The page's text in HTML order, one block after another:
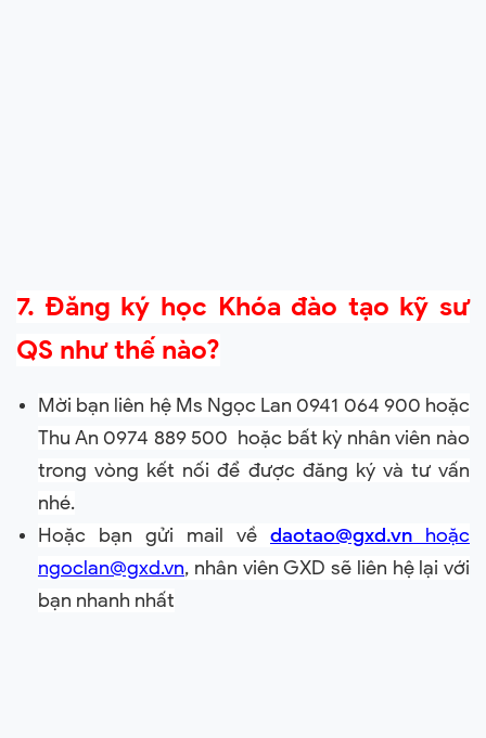
7. Đăng ký học Khóa đào tạo kỹ sư
QS như thế nào?
Mời bạn liên hệ Ms Ngọc Lan 0941 064 900 hoặc
Thu An 0974 889 500 hoặc bất kỳ nhân viên nào
trong vòng kết nối để được đăng ký và tư vấn
nhé.
Hoặc bạn gửi mail về daotao@gxd.vn hoặc
ngoclan@gxd.vn, nhân viên GXD sẽ liên hệ lại với
bạn nhanh nhất